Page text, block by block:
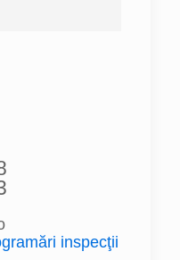
inspecţii